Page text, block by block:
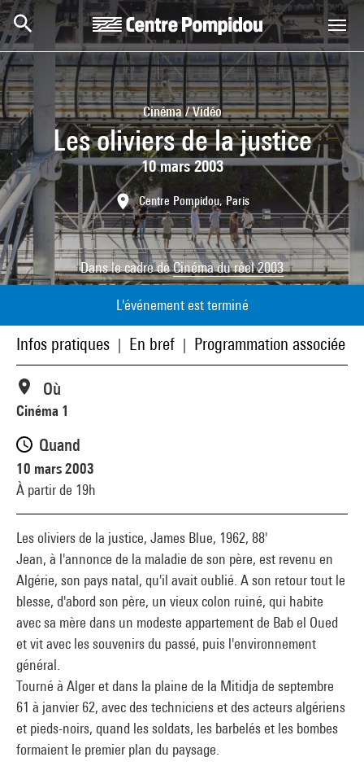
Aller au contenu principal
Centre Pompidou
Cinéma / Vidéo
Les oliviers de la justice
10 mars 2003
Centre Pompidou, Paris
Dans le cadre deCinéma du réel 2003
L'événement est terminé
Infos pratiques En bref Programmation associée
Les oliviers de la justice, James Blue, 1962, 88'
Jean, à l'annonce de la maladie de son père, est revenu en
Algérie, son pays natal, qu'il avait oublié. A son retour tout le
blesse, d'abord son père, un vieux colon ruiné, qui habite
avec sa mère dans un modeste appartement de Bab el Oued
et vit avec les souvenirs du passé, puis l'environnement
général.
Tourné à Alger et dans la plaine de la Mitidja de septembre
61 à janvier 62, avec des techniciens et des acteurs algériens
et pieds-noirs, quand les soldats, les barbelés et les bombes
formaient le premier plan du paysage.
Où
Cinéma 1
Quand
10 mars 2003
À partir de 19h